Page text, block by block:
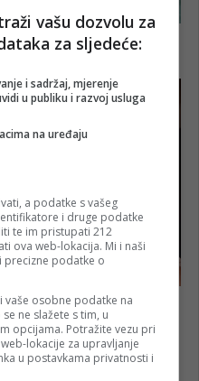
vašu dozvolu za
za sljedeće:
i sadržaj, mjerenje
u publiku i razvoj usluga
na uređaju
a podatke s vašeg
i druge podatke
te im pristupati 212
ova web-lokacija. Mi i naši
podatke o
osobne podatke na
ne slažete s tim, u
opcijama. Potražite vezu pri
lokacije za upravljanje
u postavkama privatnosti i